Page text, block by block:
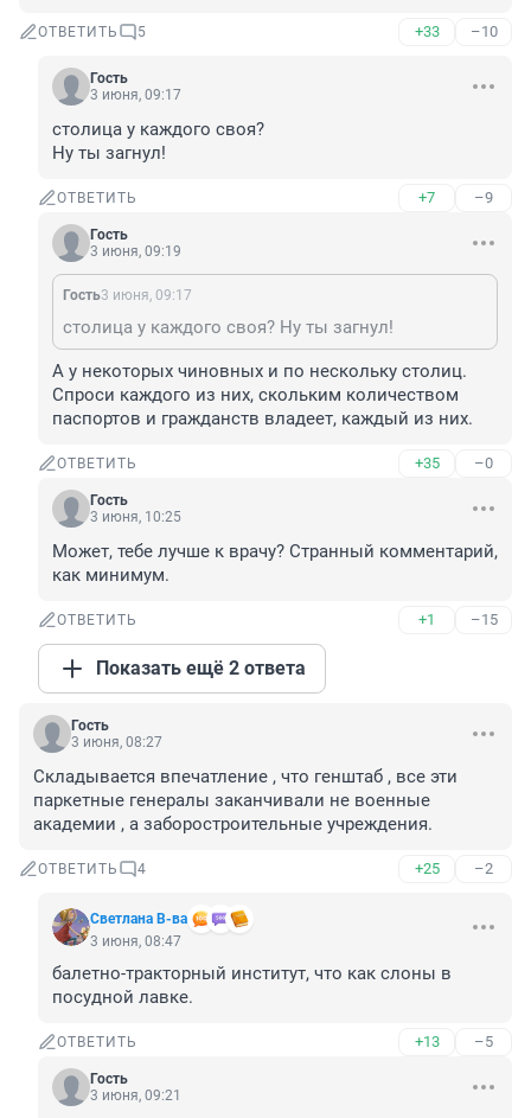
ОТВЕТИТЬ 5 +33 –10
Гость
3 июня, 09:17
столица у каждого своя?
Ну ты загнул!
ОТВЕТИТЬ +7 –9
Гость
3 июня, 09:19
Гость3 июня, 09:17
столица у каждого своя? Ну ты загнул!
А у некоторых чиновных и по нескольку столиц.
Спроси каждого из них, скольким количеством
паспортов и гражданств владеет, каждый из них.
ОТВЕТИТЬ +35 –0
Гость
3 июня, 10:25
Может, тебе лучше к врачу? Странный комментарий,
как минимум.
ОТВЕТИТЬ +1 –15
Показать ещё 2 ответа
Гость
3 июня, 08:27
Складывается впечатление , что генштаб , все эти
паркетные генералы заканчивали не военные
академии , а заборостроительные учреждения.
ОТВЕТИТЬ 4 +25 –2
Светлана В-ва
3 июня, 08:47
балетно-тракторный институт, что как слоны в
посудной лавке.
ОТВЕТИТЬ +13 –5
Гость
3 июня, 09:21